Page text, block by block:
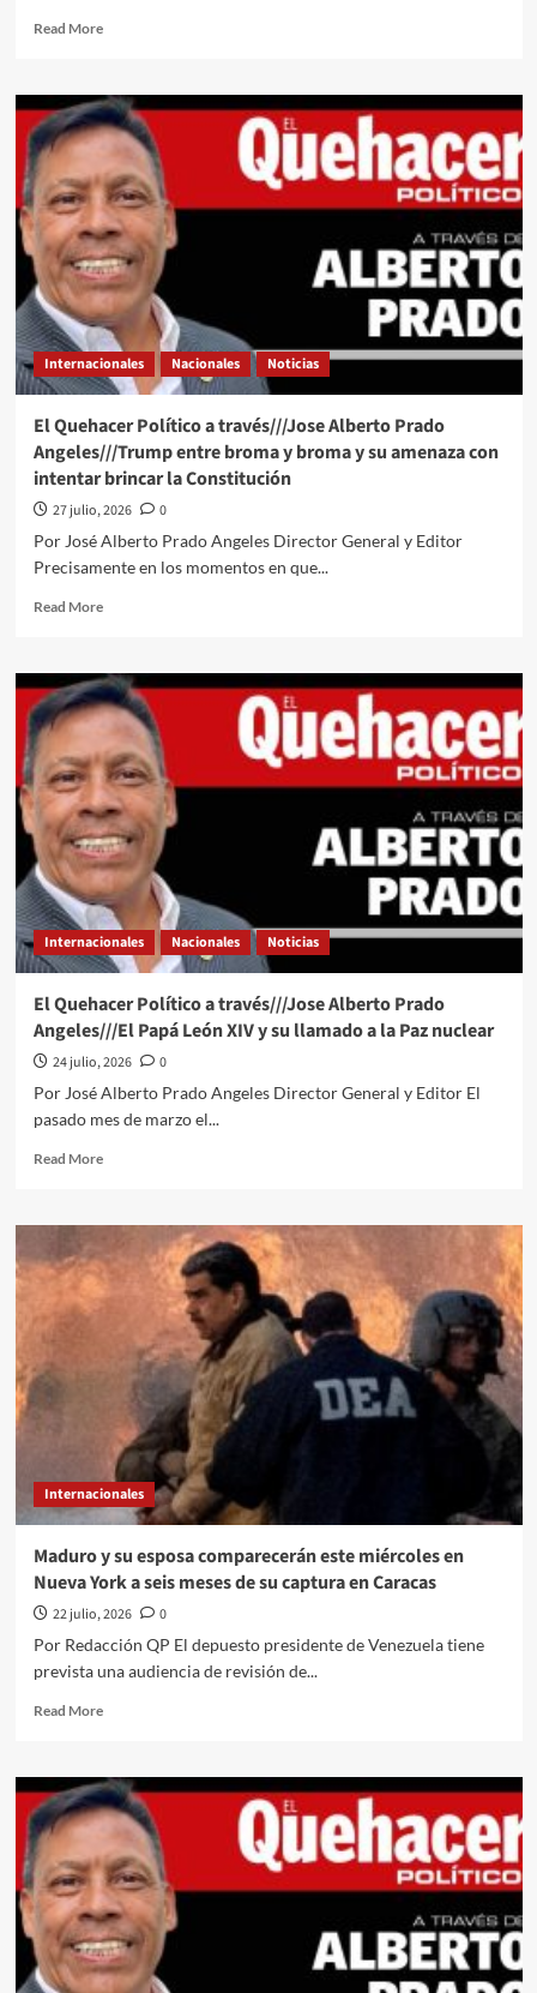
Read MoreRead
“No
son
buenos
vecinos”:
congresista
republicano
acusa
a
Sheinbaum
de
“socavar”
la
política
de
de
Trump
sobre
Cuba
Internacionales Nacionales Noticias
El Quehacer Político a través///Jose Alberto Prado
Angeles///Trump entre broma y broma y su amenaza con
intentar brincar la Constitución
27 julio, 2026
0
Por José Alberto Prado Angeles Director General y Editor
Precisamente en los momentos en que...
Read MoreRead
El
Quehacer
Político
través///Jose
Alberto
Prado
Angeles///Trump
entre
broma
y
broma
y
su
con
intentar
brincar
Constitución
Internacionales Nacionales Noticias
El Quehacer Político a través///Jose Alberto Prado
Angeles///El Papá León XIV y su llamado a la Paz nuclear
24 julio, 2026
0
Por José Alberto Prado Angeles Director General y Editor El
pasado mes de marzo el...
Read MoreRead
El
Quehacer
Político
a
través///Jose
Prado
Angeles///El
León
XIV
su
llamado
la
Paz
nuclear
Internacionales
Maduro y su esposa comparecerán este miércoles en
Nueva York a seis meses de su captura en Caracas
22 julio, 2026
0
Por Redacción QP El depuesto presidente de Venezuela tiene
prevista una audiencia de revisión de...
Read MoreRead
Maduro
y
su
esposa
comparecerán
este
miércoles
en
Nueva
York